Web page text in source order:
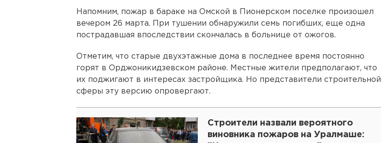
Напомним, пожар в бараке на Омской в Пионерском поселке произошел
вечером 26 марта. При тушении обнаружили семь погибших, еще одна
пострадавшая впоследствии скончалась в больнице от ожогов.
Отметим, что старые двухэтажные дома в последнее время постоянно
горят в Орджоникидзевском районе. Местные жители предполагают, что
их поджигают в интересах застройщика. Но представители строительной
сферы эту версию опровергают.
Строители назвали вероятного
виновника пожаров на Уралмаше: